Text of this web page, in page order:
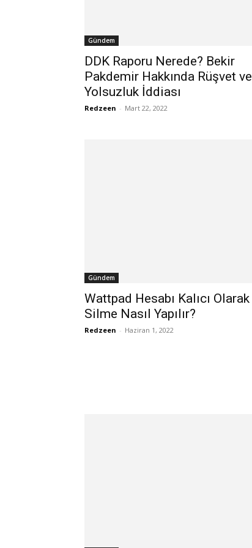
Gündem
DDK Raporu Nerede? Bekir
Pakdemir Hakkında Rüşvet ve
Yolsuzluk İddiası
Redzeen - Mart 22, 2022
Gündem
Wattpad Hesabı Kalıcı Olarak
Silme Nasıl Yapılır?
Redzeen - Haziran 1, 2022